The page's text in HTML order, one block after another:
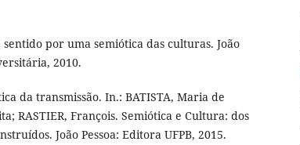
sentido por uma semiótica das culturas. João
2010.
da transmissão. In.: BATISTA, Maria de
RASTIER, François. Semiótica e Cultura: dos
João Pessoa: Editora UFPB, 2015.